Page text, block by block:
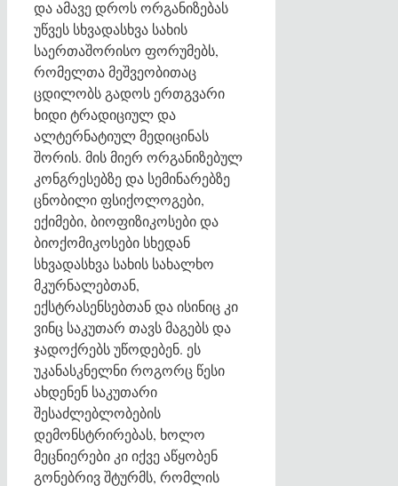
და ამავე დროს ორგანიზებას
უწვეს სხვადასხვა სახის
საერთაშორისო ფორუმებს,
რომელთა მეშვეობითაც
ცდილობს გადოს ერთგვარი
ხიდი ტრადიციულ და
ალტერნატიულ მედიცინას
შორის. მის მიერ ორგანიზებულ
კონგრესებზე და სემინარებზე
ცნობილი ფსიქოლოგები,
ექიმები, ბიოფიზიკოსები და
ბიოქომიკოსები სხედან
სხვადასხვა სახის სახალხო
მკურნალებთან,
ექსტრასენსებთან და ისინიც კი
ვინც საკუთარ თავს მაგებს და
ჯადოქრებს უწოდებენ. ეს
უკანასკნელნი როგორც წესი
ახდენენ საკუთარი
შესაძლებლობების
დემონსტრირებას, ხოლო
მეცნიერები კი იქვე აწყობენ
გონებრივ შტურმს, რომლის